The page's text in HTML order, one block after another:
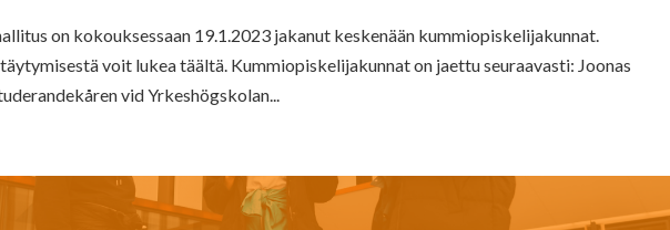
on kokouksessaan 19.1.2023 jakanut keskenään kummiopiskelijakunnat.
voit lukea täältä. Kummiopiskelijakunnat on jaettu seuraavasti: Joonas
vid Yrkeshögskolan...